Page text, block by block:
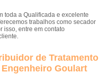
toda a Qualificada e excelente
trabalhos como secador
isso, entre em contato
de Tratamento
Goulart